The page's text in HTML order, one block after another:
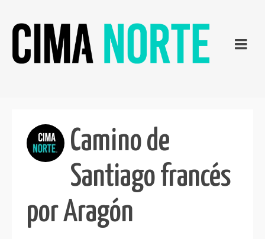
Camino de
Santiago francés
por Aragón